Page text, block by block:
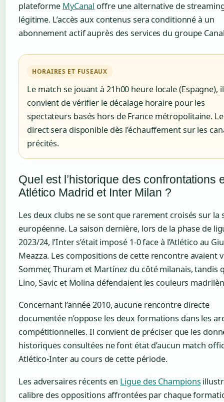
plateforme MyCanal offre une alternative de
légitime. L’accès aux contenus sera conditionné à un
abonnement actif auprès des services du groupe
HORAIRES ET FUSEAUX
Le match se jouant à 21h00 heure locale (Espagne), il
convient de vérifier le décalage horaire pour les
spectateurs basés hors de France métropolitaine. Le
direct sera disponible dès l’échauffement sur les
précités.
Quel est l’historique des confrontations
Atlético Madrid et Inter Milan ?
Les deux clubs ne se sont que rarement croisés sur la
européenne. La saison dernière, lors de la phase de
2023/24, l’Inter s’était imposé 1-0 face à l’Atlético au
Meazza. Les compositions de cette rencontre avaient
Sommer, Thuram et Martínez du côté milanais, tandis
Lino, Savic et Molina défendaient les couleurs
Concernant l’année 2010, aucune rencontre directe
documentée n’oppose les deux formations dans les
compétitionnelles. Il convient de préciser que les
historiques consultées ne font état d’aucun match
Atlético-Inter au cours de cette période.
Les adversaires récents en Ligue des Champions
calibre des oppositions affrontées par chaque